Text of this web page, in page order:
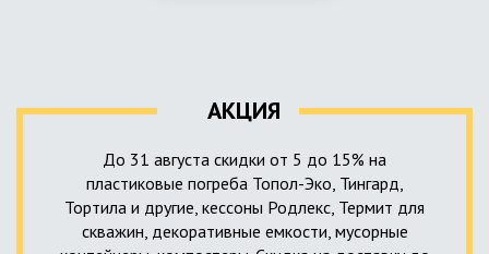
от исполнения.
АКЦИЯ
До 31 августа скидки от 5 до 15% на
пластиковые погреба Топол-Эко, Тингард,
Тортила и другие, кессоны Родлекс, Термит для
скважин, декоративные емкости, мусорные